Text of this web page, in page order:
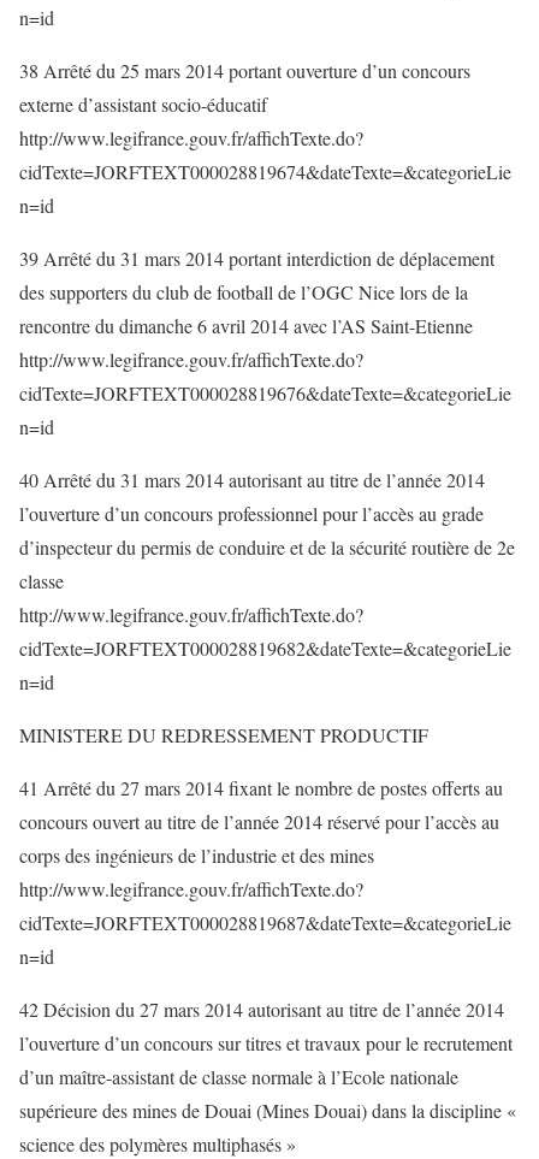
n=id
38 Arrêté du 25 mars 2014 portant ouverture d’un concours
externe d’assistant socio-éducatif
http://www.legifrance.gouv.fr/affichTexte.do?
cidTexte=JORFTEXT000028819674&dateTexte=&categorieLie
n=id
39 Arrêté du 31 mars 2014 portant interdiction de déplacement
des supporters du club de football de l’OGC Nice lors de la
rencontre du dimanche 6 avril 2014 avec l’AS Saint-Etienne
http://www.legifrance.gouv.fr/affichTexte.do?
cidTexte=JORFTEXT000028819676&dateTexte=&categorieLie
n=id
40 Arrêté du 31 mars 2014 autorisant au titre de l’année 2014
l’ouverture d’un concours professionnel pour l’accès au grade
d’inspecteur du permis de conduire et de la sécurité routière de 2e
classe
http://www.legifrance.gouv.fr/affichTexte.do?
cidTexte=JORFTEXT000028819682&dateTexte=&categorieLie
n=id
MINISTERE DU REDRESSEMENT PRODUCTIF
41 Arrêté du 27 mars 2014 fixant le nombre de postes offerts au
concours ouvert au titre de l’année 2014 réservé pour l’accès au
corps des ingénieurs de l’industrie et des mines
http://www.legifrance.gouv.fr/affichTexte.do?
cidTexte=JORFTEXT000028819687&dateTexte=&categorieLie
n=id
42 Décision du 27 mars 2014 autorisant au titre de l’année 2014
l’ouverture d’un concours sur titres et travaux pour le recrutement
d’un maître-assistant de classe normale à l’Ecole nationale
supérieure des mines de Douai (Mines Douai) dans la discipline «
science des polymères multiphasés »